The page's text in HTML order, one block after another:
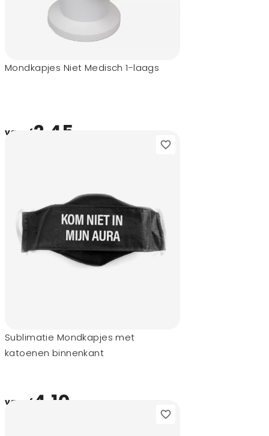
Mondkapjes Niet Medisch 1-laags
vanaf2,45
Sublimatie Mondkapjes met
katoenen binnenkant
vanaf 4,10